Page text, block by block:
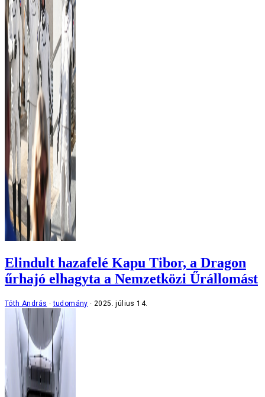
Elindult hazafelé Kapu Tibor, a Dragon
űrhajó elhagyta a Nemzetközi Űrállomást
Tóth András tudomány 2025. július 14.